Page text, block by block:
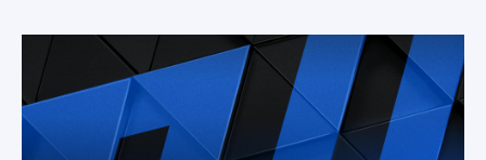
Лига чемпионов УЕФА